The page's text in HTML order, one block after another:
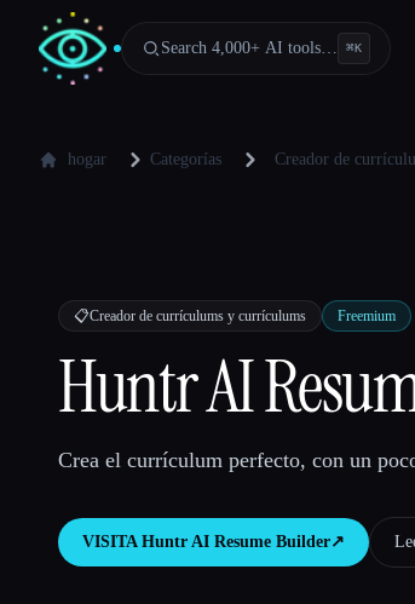
Search 4,000+ AI tools… ⌘K
hogar Categorías Creador de
📋Creador de currículums y currículums Freemium
Huntr AI
Crea el currículum perfecto, con un
VISITA Huntr AI Resume Builder↗︎